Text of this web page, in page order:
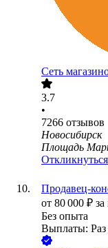
Сеть
3.7
•
7266 отзывов
Новосибирск
Площадь
Откликнуться
Продавец-
от 80 000 ₽ за
Без опыта
Выплаты: